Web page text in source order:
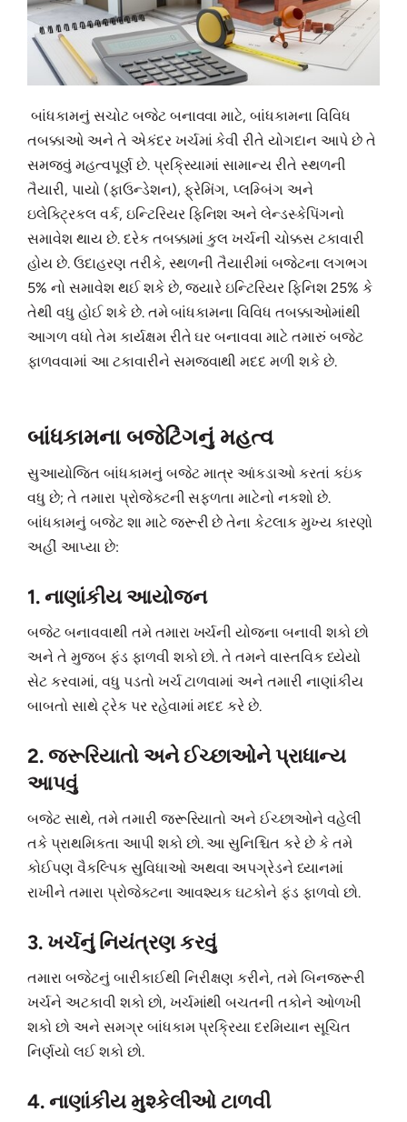
બાંધકામનું સચોટ બજેટ બનાવવા માટે, બાંધકામના વિવિધ
તબક્કાઓ અને તે એકંદર ખર્ચમાં કેવી રીતે યોગદાન આપે છે તે
સમજવું મહત્વપૂર્ણ છે. પ્રક્રિયામાં સામાન્ય રીતે સ્થળની
તૈયારી, પાયો (ફાઉન્ડેશન), ફ્રેમિંગ, પ્લમ્બિંગ અને
ઇલેક્ટ્રિકલ વર્ક, ઇન્ટિરિયર ફિનિશ અને લેન્ડસ્કેપિંગનો
સમાવેશ થાય છે. દરેક તબક્કામાં કુલ ખર્ચની ચોક્કસ ટકાવારી
હોય છે. ઉદાહરણ તરીકે, સ્થળની તૈયારીમાં બજેટના લગભગ
5% નો સમાવેશ થઈ શકે છે, જ્યારે ઇન્ટિરિયર ફિનિશ 25% કે
તેથી વધુ હોઈ શકે છે. તમે બાંધકામના વિવિધ તબક્કાઓમાંથી
આગળ વધો તેમ કાર્યક્ષમ રીતે ઘર બનાવવા માટે તમારું બજેટ
ફાળવવામાં આ ટકાવારીને સમજવાથી મદદ મળી શકે છે.
બાંધકામના બજેટિંગનું મહત્વ
સુઆયોજિત બાંધકામનું બજેટ માત્ર આંકડાઓ કરતાં કઇંક
વધુ છે; તે તમારા પ્રોજેક્ટની સફળતા માટેનો નકશો છે.
બાંધકામનું બજેટ શા માટે જરૂરી છે તેના કેટલાક મુખ્ય કારણો
અહીં આપ્યા છે:
1. નાણાંકીય આયોજન
બજેટ બનાવવાથી તમે તમારા ખર્ચની યોજના બનાવી શકો છો
અને તે મુજબ ફંડ ફાળવી શકો છો. તે તમને વાસ્તવિક ધ્યેયો
સેટ કરવામાં, વધુ પડતો ખર્ચ ટાળવામાં અને તમારી નાણાંકીય
બાબતો સાથે ટ્રેક પર રહેવામાં મદદ કરે છે.
2. જરૂરિયાતો અને ઈચ્છાઓને પ્રાધાન્ય
આપવું
બજેટ સાથે, તમે તમારી જરૂરિયાતો અને ઈચ્છાઓને વહેલી
તકે પ્રાથમિકતા આપી શકો છો. આ સુનિશ્ચિત કરે છે કે તમે
કોઈપણ વૈકલ્પિક સુવિધાઓ અથવા અપગ્રેડને ધ્યાનમાં
રાખીને તમારા પ્રોજેક્ટના આવશ્યક ઘટકોને ફંડ ફાળવો છો.
3. ખર્ચનું નિયંત્રણ કરવું
તમારા બજેટનું બારીકાઈથી નિરીક્ષણ કરીને, તમે બિનજરૂરી
ખર્ચને અટકાવી શકો છો, ખર્ચમાંથી બચતની તકોને ઓળખી
શકો છો અને સમગ્ર બાંધકામ પ્રક્રિયા દરમિયાન સૂચિત
નિર્ણયો લઈ શકો છો.
4. નાણાંકીય મુશ્કેલીઓ ટાળવી